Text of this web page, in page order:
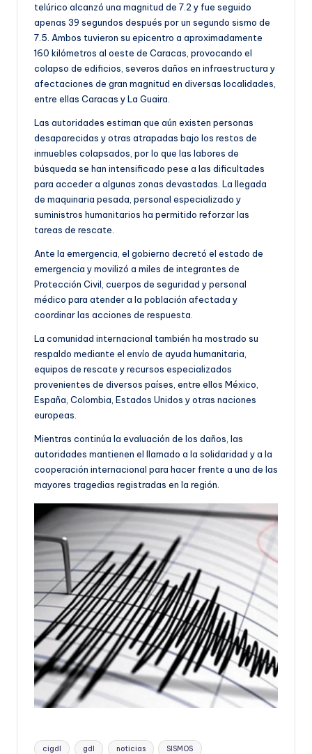
telúrico alcanzó una magnitud de 7.2 y fue seguido
apenas 39 segundos después por un segundo sismo de
7.5. Ambos tuvieron su epicentro a aproximadamente
160 kilómetros al oeste de Caracas, provocando el
colapso de edificios, severos daños en infraestructura y
afectaciones de gran magnitud en diversas localidades,
entre ellas Caracas y La Guaira.
Las autoridades estiman que aún existen personas
desaparecidas y otras atrapadas bajo los restos de
inmuebles colapsados, por lo que las labores de
búsqueda se han intensificado pese a las dificultades
para acceder a algunas zonas devastadas. La llegada
de maquinaria pesada, personal especializado y
suministros humanitarios ha permitido reforzar las
tareas de rescate.
Ante la emergencia, el gobierno decretó el estado de
emergencia y movilizó a miles de integrantes de
Protección Civil, cuerpos de seguridad y personal
médico para atender a la población afectada y
coordinar las acciones de respuesta.
La comunidad internacional también ha mostrado su
respaldo mediante el envío de ayuda humanitaria,
equipos de rescate y recursos especializados
provenientes de diversos países, entre ellos México,
España, Colombia, Estados Unidos y otras naciones
europeas.
Mientras continúa la evaluación de los daños, las
autoridades mantienen el llamado a la solidaridad y a la
cooperación internacional para hacer frente a una de las
mayores tragedias registradas en la región.
Etiquetas:
cigdl gdl noticias SISMOS